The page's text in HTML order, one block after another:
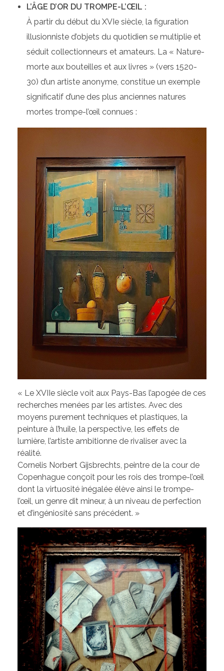
L’ÂGE D’OR DU TROMPE-L’ŒIL :
À partir du début du XVIe siècle, la figuration
illusionniste d’objets du quotidien se multiplie et
séduit collectionneurs et amateurs. La « Nature-
morte aux bouteilles et aux livres » (vers 1520-
30) d’un artiste anonyme, constitue un exemple
significatif d’une des plus anciennes natures
mortes trompe-l’œil connues :
« Le XVIIe siècle voit aux Pays-Bas l’apogée de ces
recherches menées par les artistes. Avec des
moyens purement techniques et plastiques, la
peinture à l’huile, la perspective, les effets de
lumière, l’artiste ambitionne de rivaliser avec la
réalité.
Cornelis Norbert Gijsbrechts, peintre de la cour de
Copenhague conçoit pour les rois des trompe-l’œil
dont la virtuosité inégalée élève ainsi le trompe-
l’œil, un genre dit mineur, à un niveau de perfection
et d’ingéniosité sans précédent. »